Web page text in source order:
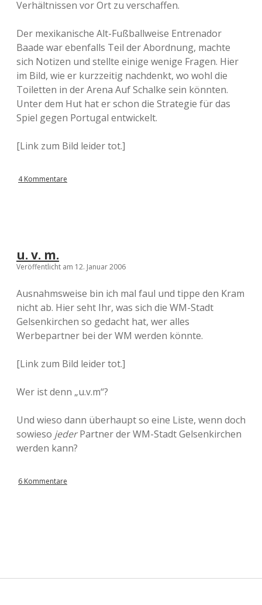
Verhältnissen vor Ort zu verschaffen.
Der mexikanische Alt-Fußballweise Entrenador
Baade war ebenfalls Teil der Abordnung, machte
sich Notizen und stellte einige wenige Fragen. Hier
im Bild, wie er kurzzeitig nachdenkt, wo wohl die
Toiletten in der Arena Auf Schalke sein könnten.
Unter dem Hut hat er schon die Strategie für das
Spiel gegen Portugal entwickelt.
[Link zum Bild leider tot.]
4 Kommentare
u. v. m.
Veröffentlicht am 12. Januar 2006
Ausnahmsweise bin ich mal faul und tippe den Kram
nicht ab. Hier seht Ihr, was sich die WM-Stadt
Gelsenkirchen so gedacht hat, wer alles
Werbepartner bei der WM werden könnte.
[Link zum Bild leider tot.]
Wer ist denn „u.v.m“?
Und wieso dann überhaupt so eine Liste, wenn doch
sowieso jederPartner der WM-Stadt Gelsenkirchen
werden kann?
6 Kommentare